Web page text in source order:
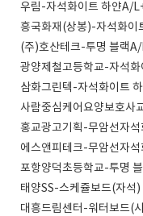
우림-자석화이트 하얀A/
흥국화재(상봉)-자석화이
(주)호산테크-투명 블랙
광양제철고등학교-자석
삼화그린텍-자석화이트
사람중심케어요양보호사
홍교광고기획-무암선자
에스앤피테크-무암선자
포항양덕초등학교-투명
태양SS-스케쥴보드(자석
대흥드림센터-워터보드(